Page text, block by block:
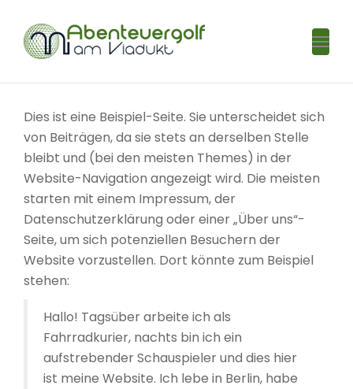
Dies ist eine Beispiel-Seite. Sie unterscheidet sich
von Beiträgen, da sie stets an derselben Stelle
bleibt und (bei den meisten Themes) in der
Website-Navigation angezeigt wird. Die meisten
starten mit einem Impressum, der
Datenschutzerklärung oder einer „Über uns“-
Seite, um sich potenziellen Besuchern der
Website vorzustellen. Dort könnte zum Beispiel
stehen:
Hallo! Tagsüber arbeite ich als
Fahrradkurier, nachts bin ich ein
aufstrebender Schauspieler und dies hier
ist meine Website. Ich lebe in Berlin, habe